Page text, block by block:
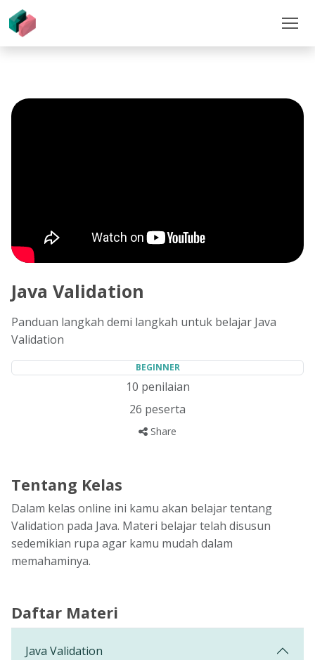
Java Validation
Panduan langkah demi langkah untuk belajar Java
Validation
BEGINNER
10 penilaian
26 peserta
Share
Tentang Kelas
Dalam kelas online ini kamu akan belajar tentang
Validation pada Java. Materi belajar telah disusun
sedemikian rupa agar kamu mudah dalam
memahaminya.
Daftar Materi
Java Validation